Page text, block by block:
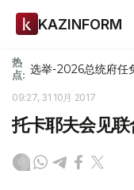
KAZINFORM
热
点: 选举-2026总统府任
09:27, 31 10月 2017
托卡耶夫会见